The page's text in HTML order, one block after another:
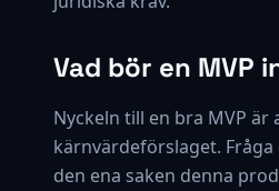
Vad bör en MVP
Nyckeln till en bra MVP är
kärnvärdeförslaget. Fråga
den ena saken denna